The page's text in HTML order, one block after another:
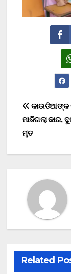
Post
କାଉଡିଆଙ୍କ
ମାଡିଗଲା କାର,
ମୃତ
Related